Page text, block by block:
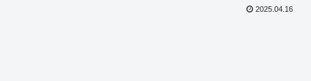
2025.04.16